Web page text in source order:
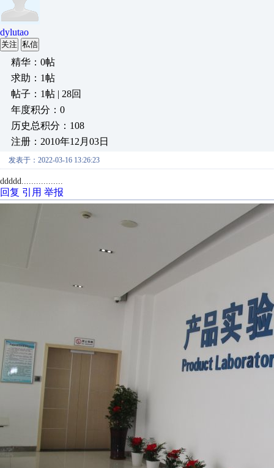
dylutao
关注 私信
精华：0帖
求助：1帖
帖子：1帖 | 28回
年度积分：0
历史总积分：108
注册：2010年12月03日
发表于：2022-03-16 13:26:23
ddddd.................
回复 引用 举报